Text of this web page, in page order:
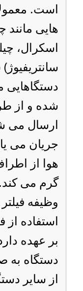
است.
هایی مانند
اسکرال،
دستگاهایی
شده و از
ارسال می
جریان می
هوا از
گرم می
وظیفه
استفاده
بر عهده
دستگاه به
از سایر